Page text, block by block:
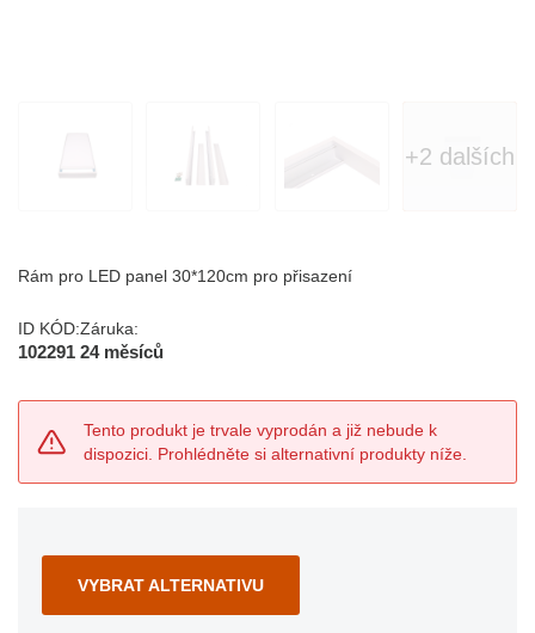
+2 dalších
Rám pro LED panel 30*120cm pro přisazení
ID KÓD:
102291
Záruka:
24 měsíců
Tento produkt je trvale vyprodán a již nebude k
dispozici. Prohlédněte si alternativní produkty níže.
VYBRAT ALTERNATIVU